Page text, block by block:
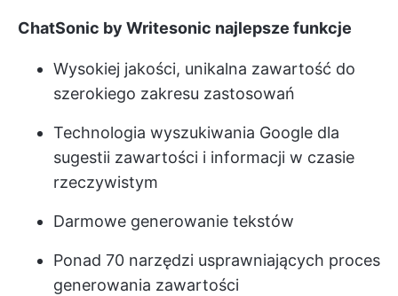
ChatSonic by Writesonic najlepsze funkcje
Wysokiej jakości, unikalna zawartość do
szerokiego zakresu zastosowań
Technologia wyszukiwania Google dla
sugestii zawartości i informacji w czasie
rzeczywistym
Darmowe generowanie tekstów
Ponad 70 narzędzi usprawniających proces
generowania zawartości